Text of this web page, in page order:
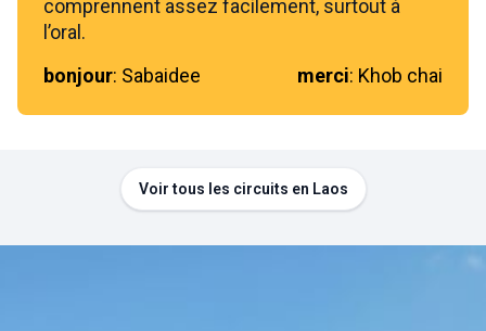
comprennent assez facilement, surtout à
l’oral.
bonjour: Sabaidee merci: Khob chai
Voir tous les circuits en Laos